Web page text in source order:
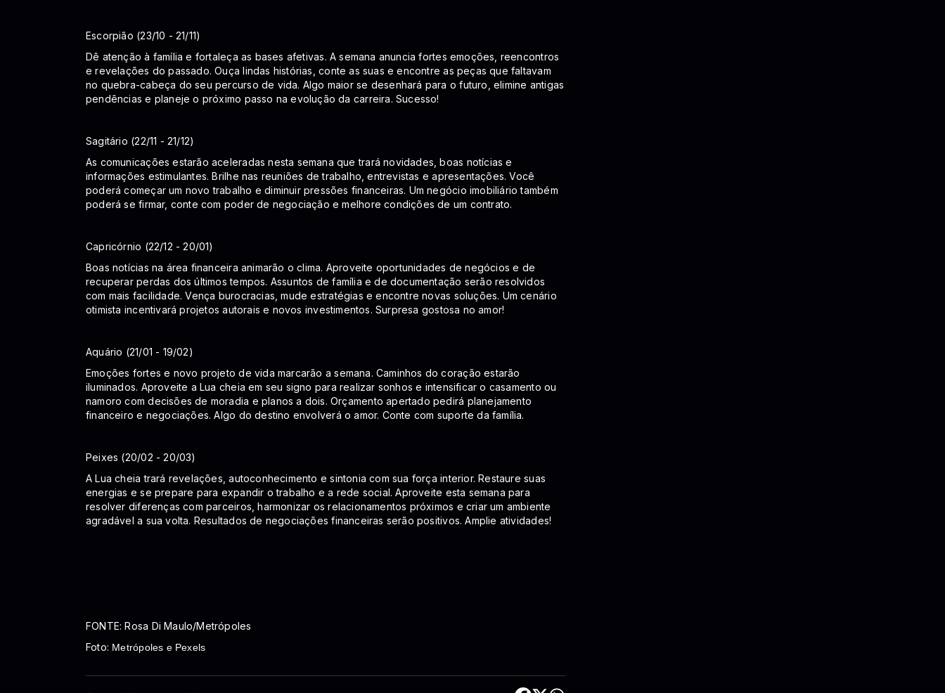
Escorpião (23/10 - 21/11)
Dê atenção à família e fortaleça as bases afetivas. A semana anuncia fortes emoções, reencontros
e revelações do passado. Ouça lindas histórias, conte as suas e encontre as peças que faltavam
no quebra-cabeça do seu percurso de vida. Algo maior se desenhará para o futuro, elimine antigas
pendências e planeje o próximo passo na evolução da carreira. Sucesso!
Sagitário (22/11 - 21/12)
As comunicações estarão aceleradas nesta semana que trará novidades, boas notícias e
informações estimulantes. Brilhe nas reuniões de trabalho, entrevistas e apresentações. Você
poderá começar um novo trabalho e diminuir pressões financeiras. Um negócio imobiliário também
poderá se firmar, conte com poder de negociação e melhore condições de um contrato.
Capricórnio (22/12 - 20/01)
Boas notícias na área financeira animarão o clima. Aproveite oportunidades de negócios e de
recuperar perdas dos últimos tempos. Assuntos de família e de documentação serão resolvidos
com mais facilidade. Vença burocracias, mude estratégias e encontre novas soluções. Um cenário
otimista incentivará projetos autorais e novos investimentos. Surpresa gostosa no amor!
Aquário (21/01 - 19/02)
Emoções fortes e novo projeto de vida marcarão a semana. Caminhos do coração estarão
iluminados. Aproveite a Lua cheia em seu signo para realizar sonhos e intensificar o casamento ou
namoro com decisões de moradia e planos a dois. Orçamento apertado pedirá planejamento
financeiro e negociações. Algo do destino envolverá o amor. Conte com suporte da família.
Peixes (20/02 - 20/03)
A Lua cheia trará revelações, autoconhecimento e sintonia com sua força interior. Restaure suas
energias e se prepare para expandir o trabalho e a rede social. Aproveite esta semana para
resolver diferenças com parceiros, harmonizar os relacionamentos próximos e criar um ambiente
agradável a sua volta. Resultados de negociações financeiras serão positivos. Amplie atividades!
FONTE: Rosa Di Maulo/Metrópoles
Foto: Metrópoles e Pexels